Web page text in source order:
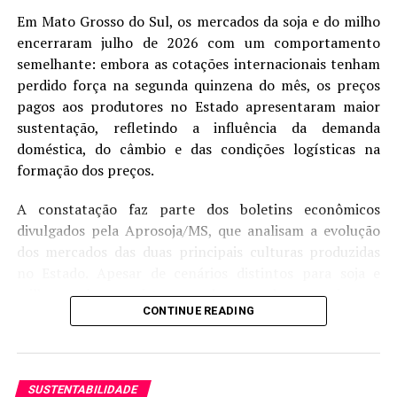
global para agricultura – MAIS SOJA
DON'T MISS
Tributação do IOF vai impactar o Plano Safra 2025/26?
Em Mato Grosso do Sul, os mercados da soja e do milho
encerraram julho de 2026 com um comportamento
semelhante: embora as cotações internacionais tenham
perdido força na segunda quinzena do mês, os preços
pagos aos produtores no Estado apresentaram maior
sustentação, refletindo a influência da demanda
doméstica, do câmbio e das condições logísticas na
formação dos preços.
A constatação faz parte dos boletins econômicos
divulgados pela Aprosoja/MS, que analisam a evolução
dos mercados das duas principais culturas produzidas
milho, ambos registraram desempenho superior ao
observado na Bolsa de Chicago (CBOT) durante o
Na soja, o preço médio disponível alcançou R$ 119,90
CONTINUE READING
SUSTENTABILIDADE